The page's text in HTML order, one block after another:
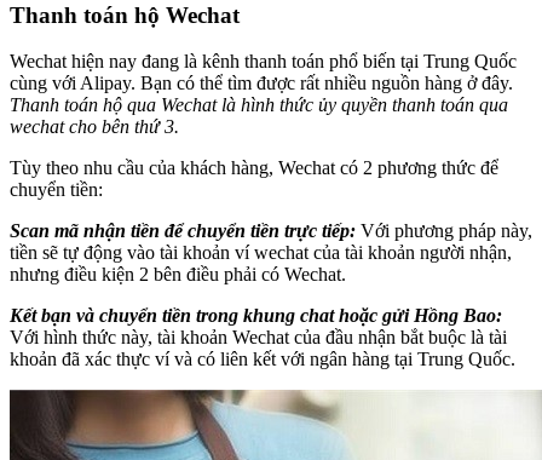
Thanh toán hộ Wechat
Wechat hiện nay đang là kênh thanh toán phổ biến tại Trung Quốc
cùng với Alipay. Bạn có thể tìm được rất nhiều nguồn hàng ở đây.
Thanh toán hộ qua Wechat là hình thức ủy quyền thanh toán qua
wechat cho bên thứ 3.
Tùy theo nhu cầu của khách hàng, Wechat có 2 phương thức để
chuyển tiền:
Scan mã nhận tiền để chuyển tiền trực tiếp: Với phương pháp này,
tiền sẽ tự động vào tài khoản ví wechat của tài khoản người nhận,
nhưng điều kiện 2 bên điều phải có Wechat.
Kết bạn và chuyển tiền trong khung chat hoặc gửi Hồng Bao:
Với hình thức này, tài khoản Wechat của đầu nhận bắt buộc là tài
khoản đã xác thực ví và có liên kết với ngân hàng tại Trung Quốc.